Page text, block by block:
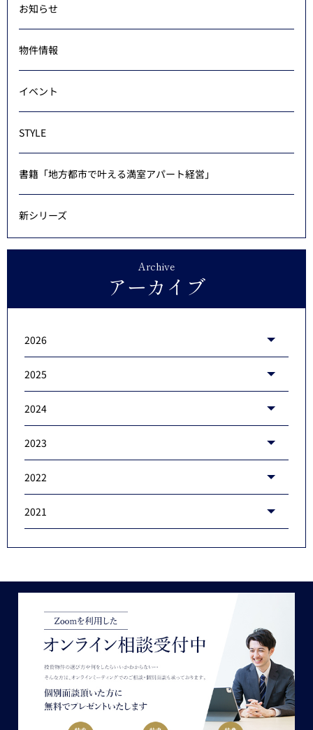
お知らせ
物件情報
イベント
STYLE
書籍「地方都市で叶える満室アパート経営」
新シリーズ
Archive
アーカイブ
2026
2025
2024
2023
2022
2021